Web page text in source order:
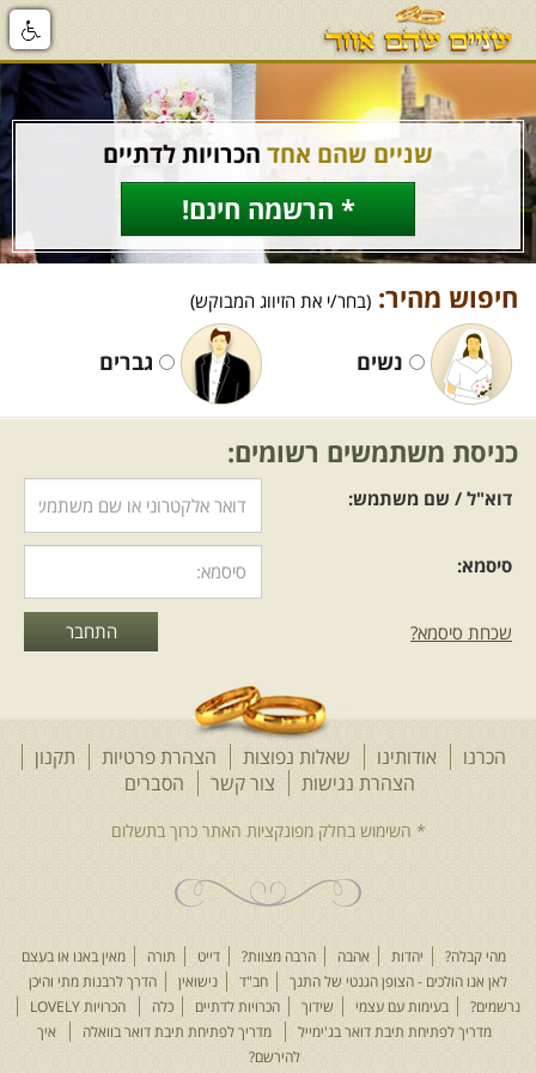
שניים שהם אחד הכרויות לדתיים
* הרשמה חינם!
חיפוש מהיר: (בחר/י את הזיווג המבוקש)
נשים גברים
כניסת משתמשים רשומים:
דוא"ל / שם משתמש:
סיסמא:
שכחת סיסמא?
הכרנו אודותינו שאלות נפוצות הצהרת פרטיות
תקנון
הצהרת נגישות
צור קשר הסברים
מהי קבלה? יהדות אהבה הרבה מצוות? דייט תורה
מאין באנו או בעצם
לאן אנו הולכים - הצופן הגנטי של התנך
חב"ד נישואין
הדרך לרבנות מתי והיכן
נרשמים?
בעימות עם עצמי שידוך הכרויות לדתיים כלה
הכרויות LOVELY
מדריך לפתיחת תיבת דואר בג'ימייל
מדריך לפתיחת תיבת דואר בוואלה
איך
להירשם?